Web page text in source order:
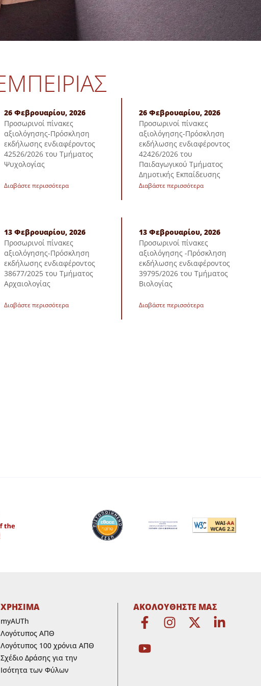
26 Φεβρουαρίου, 2026
Προσωρινοί πίνακες
αξιολόγησης-Πρόσκληση
εκδήλωσης ενδιαφέροντος
42526/2026 του Τμήματος
Ψυχολογίας
Διαβάστε περισσότερα
26 Φεβρουαρίου, 2026
Προσωρινοί πίνακες
αξιολόγησης-Πρόσκληση
εκδήλωσης ενδιαφέροντος
42426/2026 του
Παιδαγωγικού Τμήματος
Δημοτικής Εκπαίδευσης
Διαβάστε περισσότερα
13 Φεβρουαρίου, 2026
Προσωρινοί πίνακες
αξιολόγησης-Πρόσκληση
εκδήλωσης ενδιαφέροντος
38677/2025 του Τμήματος
Αρχαιολογίας
Διαβάστε περισσότερα
13 Φεβρουαρίου, 2026
Προσωρινοί πίνακες
αξιολόγησης -Πρόσκληση
εκδήλωσης ενδιαφέροντος
39795/2026 του Τμήματος
Βιολογίας
Διαβάστε περισσότερα
ΧΡΗΣΙΜΑ
myAUTh
Λογότυπος ΑΠΘ
Λογότυπος 100 χρόνια ΑΠΘ
Σχέδιο Δράσης για την
Ισότητα των Φύλων
ΑΚΟΛΟΥΘΗΣΤΕ ΜΑΣ